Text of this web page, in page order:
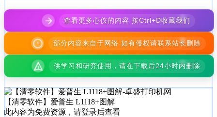
查看更多心仪的内容 按Ctrl+D收藏我们
部分内容来自于网络 如有侵权请联系站长删除
供学习和研究使用，请在下载后24小时内删除
【清零软件】爱普生 L1118+图解
此内容为免费资源，请登录后查看